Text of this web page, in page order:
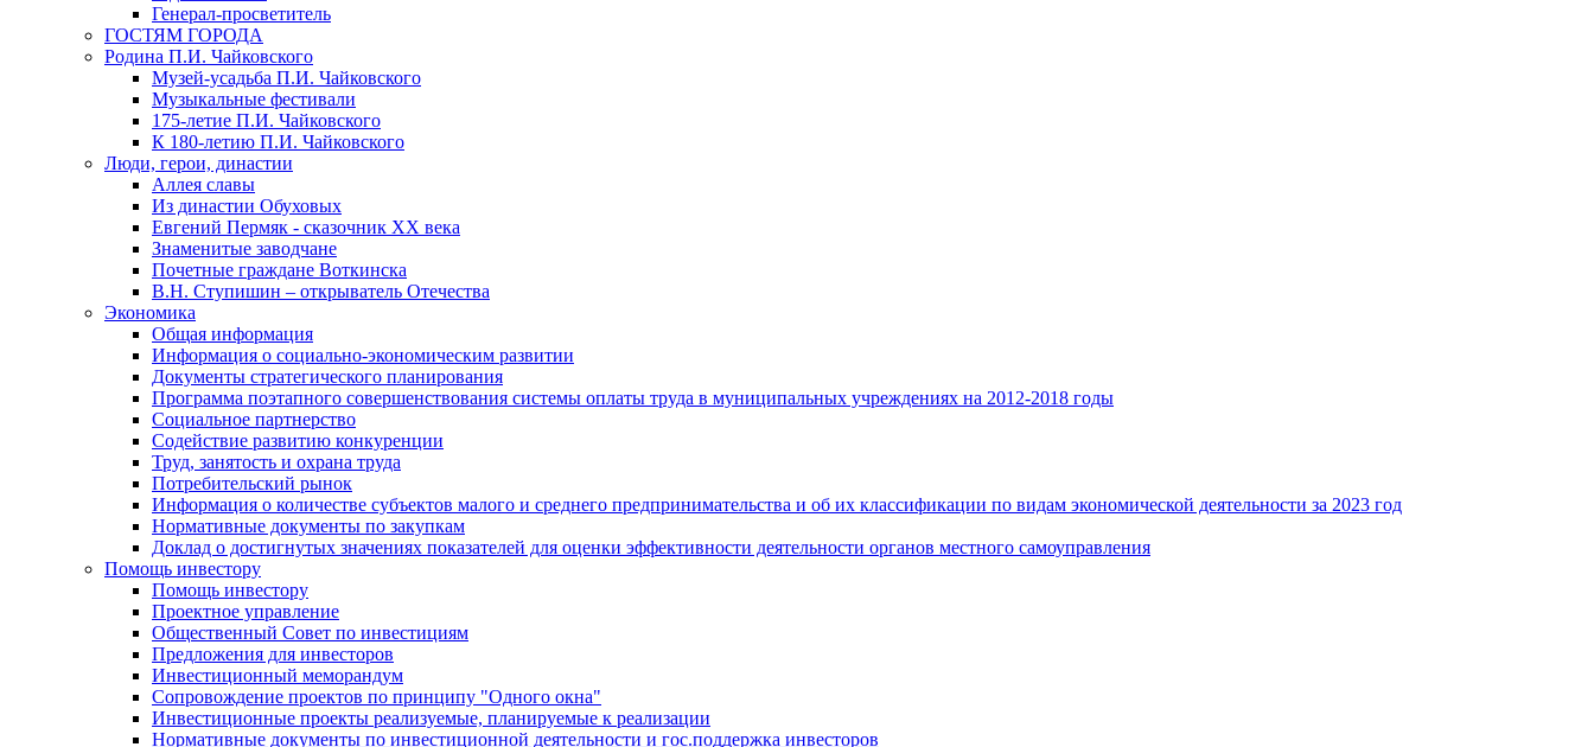
Генерал-просветитель
ГОСТЯМ ГОРОДА
Родина П.И. Чайковского
Музей-усадьба П.И. Чайковского
Музыкальные фестивали
175-летие П.И. Чайковского
К 180-летию П.И. Чайковского
Люди, герои, династии
Аллея славы
Из династии Обуховых
Евгений Пермяк - сказочник XX века
Знаменитые заводчане
Почетные граждане Воткинска
В.Н. Ступишин – открыватель Отечества
Экономика
Общая информация
Информация о социально-экономическим развитии
Документы стратегического планирования
Программа поэтапного совершенствования системы оплаты труда в муниципальных учреждениях на 2012-2018 годы
Социальное партнерство
Содействие развитию конкуренции
Труд, занятость и охрана труда
Потребительский рынок
Информация о количестве субъектов малого и среднего предпринимательства и об их классификации по видам экономической деятельности за 2023 год
Нормативные документы по закупкам
Доклад о достигнутых значениях показателей для оценки эффективности деятельности органов местного самоуправления
Помощь инвестору
Помощь инвестору
Проектное управление
Общественный Совет по инвестициям
Предложения для инвесторов
Инвестиционный меморандум
Сопровождение проектов по принципу "Oдного окна"
Инвестиционные проекты реализуемые, планируемые к реализации
Нормативные документы по инвестиционной деятельности и гос.поддержка инвесторов